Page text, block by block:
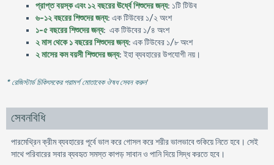
প্রাপ্ত বয়স্ক এবং ১২ বছরের ঊর্ধ্বে শিশুদের জন্য: ১টি টিউব
৬-১২ বছরের শিশুদের জন্য: এক টিউবের ১/২ অংশ
১-৫ বছরের শিশুদের জন্য: এক টিউবের ১/৪ অংশ
২ মাস থেকে ১ বছরের শিশুদের জন্য: এক টিউবের ১/৮ অংশ
২ মাসের কম বয়সী শিশুদের জন্য: ইহা ব্যবহারের উপযোগী নয়।
* রেজিস্টার্ড চিকিৎসকের পরামর্শ মোতাবেক ঔষধ সেবন করুন'
সেবনবিধি
পারমেথ্রিন ক্রীম ব্যবহারের পূর্বে ভাল করে গোসল করে শরীর ভালভাবে শুকিয়ে নিতে হবে। সেই
সাথে পরিবারের সবার ব্যবহৃত সমস্ত কাপড় সাবান ও পানি দিয়ে সিদ্ধ করতে হবে।